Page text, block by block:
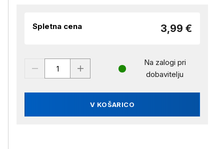
Spletna cena 3,99 €
V KOŠARICO
Na zalogi pri
dobavitelju